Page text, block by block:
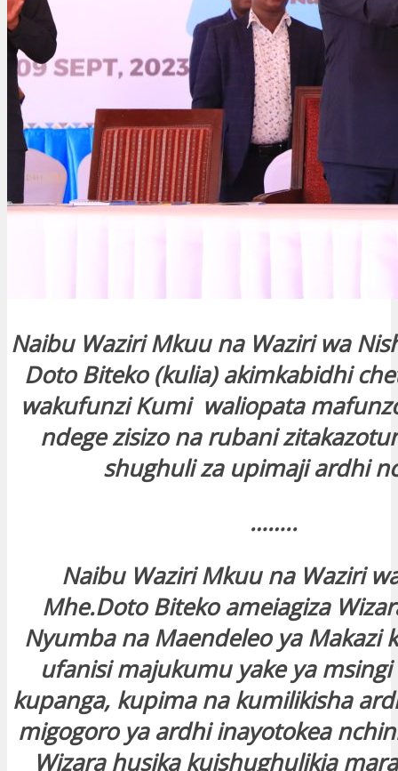
Naibu Waziri Mkuu na Waziri wa
Doto Biteko (kulia) akimkabidhi
wakufunzi Kumi waliopata
ndege zisizo na rubani
shughuli za upimaji ardhi
……..
Naibu Waziri Mkuu na Waziri
Mhe.Doto Biteko ameiagiza
Nyumba na Maendeleo ya Makazi
ufanisi majukumu yake ya
kupanga, kupima na kumilikisha
migogoro ya ardhi inayotokea
Wizara husika kuishughulikia